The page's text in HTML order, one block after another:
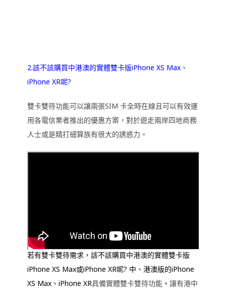
2.該不該購買中港澳的實體雙卡版iPhone XS Max、
iPhone XR呢?
雙卡雙待功能可以讓兩張SIM 卡全時在線且可以有效運
用各電信業者推出的優惠方案，對於遊走兩岸四地商務
人士或是精打細算族有很大的誘惑力。
若有雙卡雙待需求，該不該購買中港澳的實體雙卡版
iPhone XS Max或iPhone XR呢? 中、港澳版的iPhone
XS Max、iPhone XR具備實體雙卡雙待功能 ， 讓有港中